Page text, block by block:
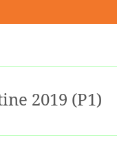
2019 (p1)